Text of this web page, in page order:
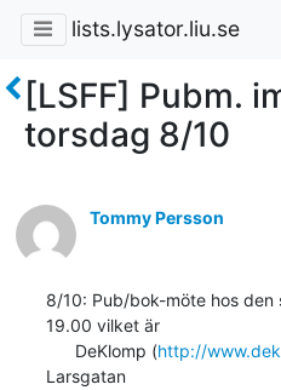
lists.lysator.liu.se
[LSFF] Pubm.
torsdag 8/10
Tommy Persson
8/10: Pub/bok-möte hos
19.00 vilket är
      DeKlomp (
http://
Larsgatan